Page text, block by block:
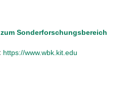
Sonderforschungsbereich
https://www.wbk.kit.edu